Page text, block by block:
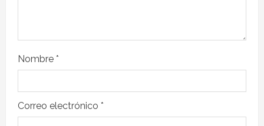
Nombre *
Correo electrónico *